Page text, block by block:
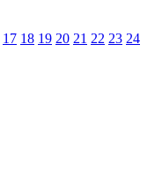
17 18 19 20 21 22 23 24